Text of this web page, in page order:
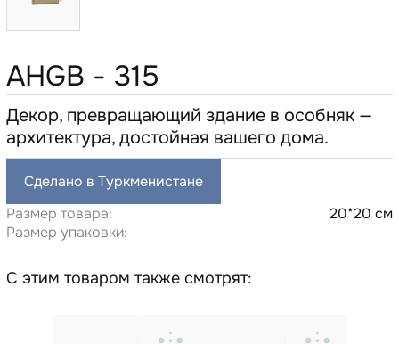
AHGB - 315
Декор, превращающий здание в особняк —
архитектура, достойная вашего дома.
Сделано в Туркменистане
Размер товара:
20*20 см
Размер упаковки:
С этим товаром также смотрят: